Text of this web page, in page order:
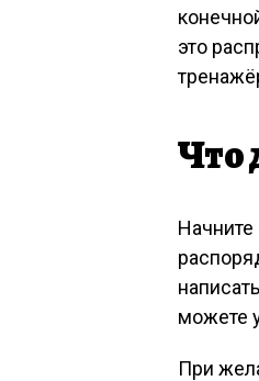
это
Что
можете
При